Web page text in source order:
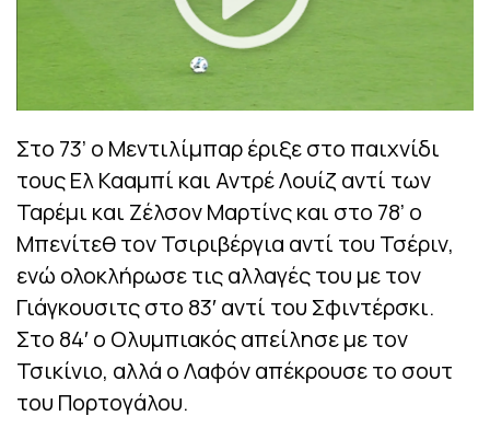
Στο 73’ ο Μεντιλίμπαρ έριξε στο παιχνίδι
τους Ελ Κααμπί και Αντρέ Λουίζ αντί των
Ταρέμι και Ζέλσον Μαρτίνς και στο 78’ ο
Μπενίτεθ τον Τσιριβέργια αντί του Τσέριν,
ενώ ολοκλήρωσε τις αλλαγές του με τον
Γιάγκουσιτς στο 83′ αντί του Σφιντέρσκι.
Στο 84′ ο Ολυμπιακός απείλησε με τον
Τσικίνιο, αλλά ο Λαφόν απέκρουσε το σουτ
του Πορτογάλου.